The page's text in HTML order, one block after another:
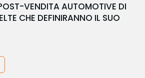
VENDITA AUTOMOTIVE DI
CHE DEFINIRANNO IL SUO